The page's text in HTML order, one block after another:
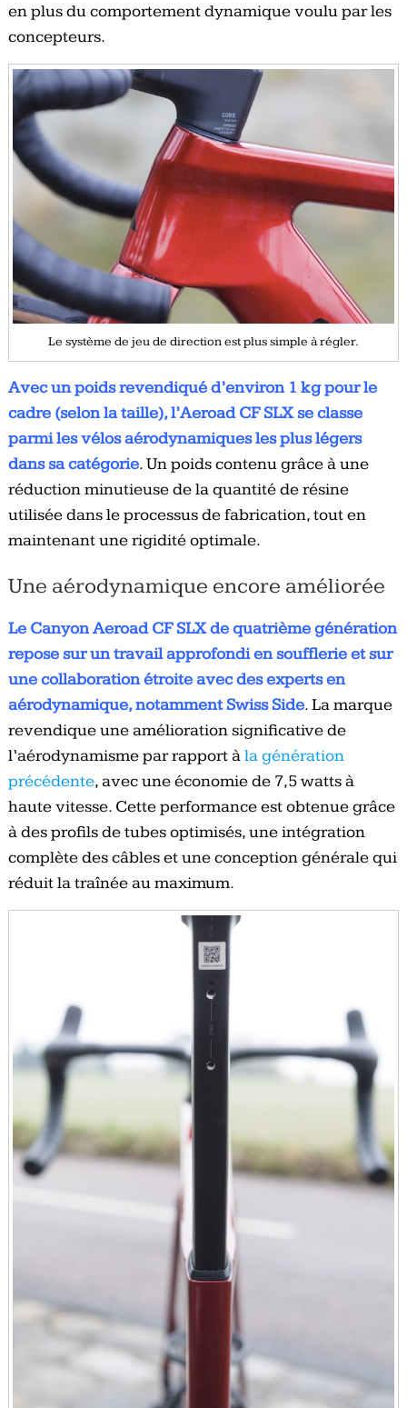
en plus du comportement dynamique voulu par les
concepteurs.
Le système de jeu de direction est plus simple à régler.
Avec un poids revendiqué d’environ 1 kg pour le
cadre (selon la taille), l’Aeroad CF SLX se classe
parmi les vélos aérodynamiques les plus légers
dans sa catégorie. Un poids contenu grâce à une
réduction minutieuse de la quantité de résine
utilisée dans le processus de fabrication, tout en
maintenant une rigidité optimale.
Une aérodynamique encore améliorée
Le Canyon Aeroad CF SLX de quatrième génération
repose sur un travail approfondi en soufflerie et sur
une collaboration étroite avec des experts en
aérodynamique, notamment Swiss Side. La marque
revendique une amélioration significative de
l’aérodynamisme par rapport àla génération
précédente, avec une économie de 7,5 watts à
haute vitesse. Cette performance est obtenue grâce
à des profils de tubes optimisés, une intégration
complète des câbles et une conception générale qui
réduit la traînée au maximum.